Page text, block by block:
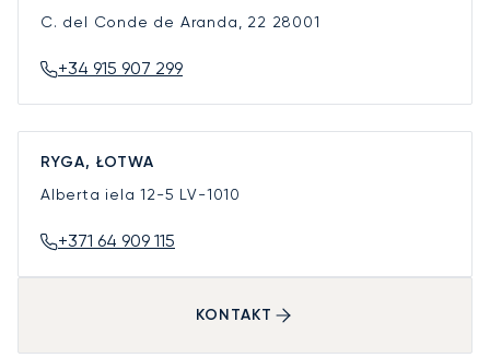
C. del Conde de Aranda, 22 28001
+34 915 907 299
RYGA, ŁOTWA
Alberta iela 12-5 LV-1010
+371 64 909 115
KONTAKT